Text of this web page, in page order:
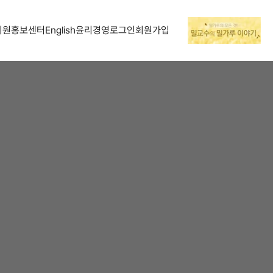
홍보센터English윤리경영로그인회원가입